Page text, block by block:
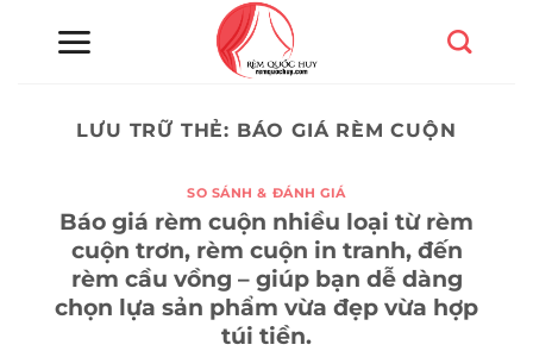
LƯU TRỮ THẺ: BÁO GIÁ RÈM CUỘN
SO SÁNH & ĐÁNH GIÁ
Báo giá rèm cuộn nhiều loại từ rèm
cuộn trơn, rèm cuộn in tranh, đến
rèm cầu vồng – giúp bạn dễ dàng
chọn lựa sản phẩm vừa đẹp vừa hợp
túi tiền.